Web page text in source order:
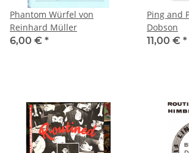
Phantom Würfel von
Reinhard Müller
6,00 € *
Ping and
Dobson
11,00 € *